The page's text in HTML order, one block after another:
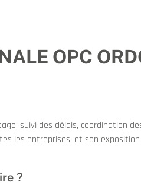
OPC
suivi des délais, coordination
les entreprises, et son exposition
?